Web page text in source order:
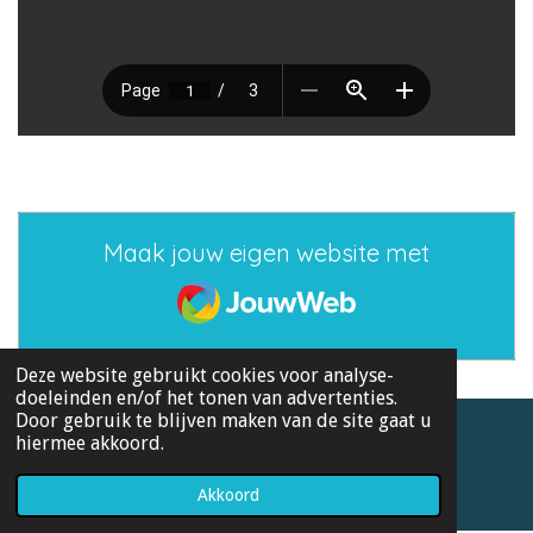
Deze website gebruikt cookies voor analyse-
doeleinden en/of het tonen van advertenties.
Door gebruik te blijven maken van de site gaat u
hiermee akkoord.
Akkoord
Maak jouw eigen website met
JouwWeb
© 2019 - 2026 12 onderzoeksopdrachten
Powered byJouwWeb